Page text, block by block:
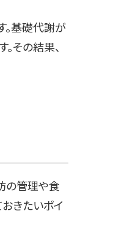
。基礎代謝が
その結果、
の管理や食
きたいポイ